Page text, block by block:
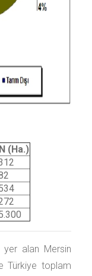
(Ha.)
alan Mersin
Türkiye toplam